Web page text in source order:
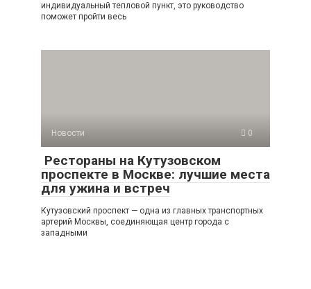
индивидуальный тепловой пункт, это руководство
поможет пройти весь
Новости 0
Рестораны на Кутузовском
проспекте в Москве: лучшие места
для ужина и встреч
Кутузовский проспект — одна из главных транспортных
артерий Москвы, соединяющая центр города с
западными